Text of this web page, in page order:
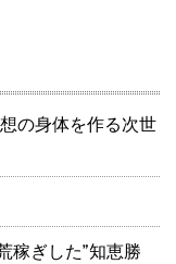
の身体を作る次世
稼ぎした”知恵勝